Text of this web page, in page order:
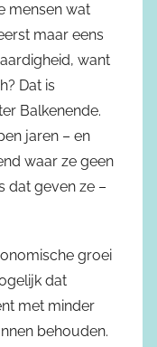
mensen wat
maar eens
want
Dat is
Balkenende.
jaren – en
waar ze geen
dat geven ze –
groei
dat
met minder
behouden.